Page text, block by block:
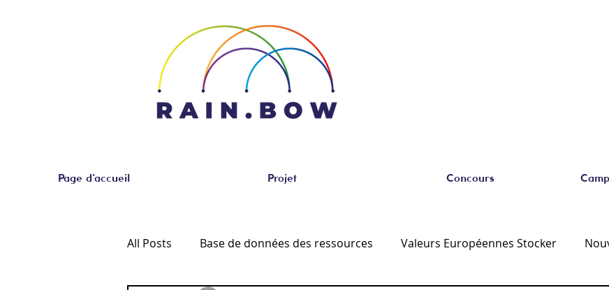
Page d'accueil Projet Concours
All Posts Base de données des ressources Valeurs Européennes Stocker